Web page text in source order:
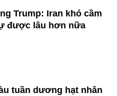
Trump: Iran khó cầm
được lâu hơn nữa
tuần dương hạt nhân